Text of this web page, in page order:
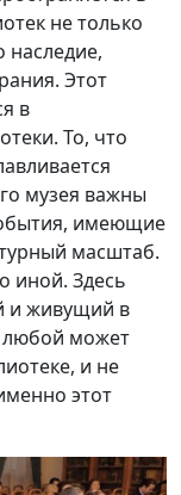
не только
наследие,
Этот
в
То, что
музея важны
имеющие
масштаб.
иной. Здесь
и живущий в
любой может
и не
этот